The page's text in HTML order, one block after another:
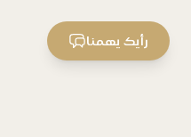
رأيك يهمنا